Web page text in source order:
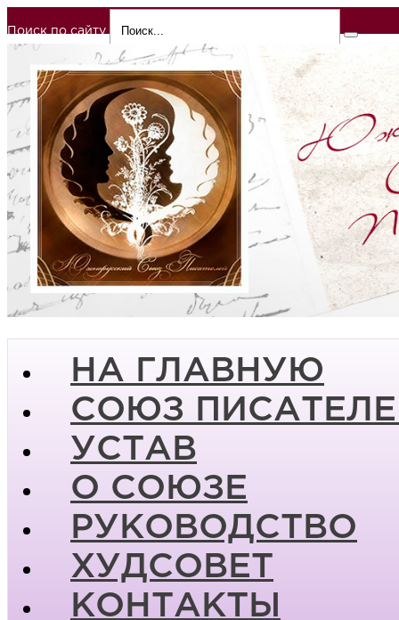
Поиск по сайту
НА ГЛАВНУЮ
СОЮЗ
УСТАВ
О СОЮЗЕ
РУКОВОДСТВО
ХУДСОВЕТ
КОНТАКТЫ